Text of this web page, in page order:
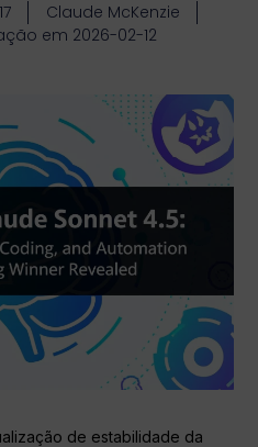
Claude McKenzie
em 2026-02-12
de estabilidade da